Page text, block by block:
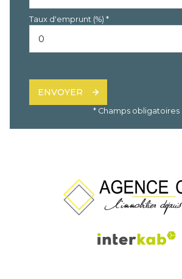
Taux d'emprunt (%) *
ENVOYER
* Champs obligatoires